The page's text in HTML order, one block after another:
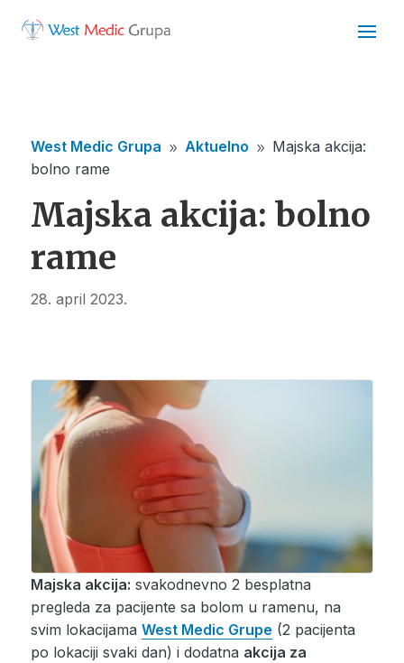
West Medic Grupa 9 Aktuelno 9
Majska akcija:
bolno rame
Majska akcija: bolno
rame
28. april 2023.
Majska akcija: svakodnevno 2 besplatna
pregleda za pacijente sa bolom u ramenu, na
svim lokacijama West Medic Grupe (2 pacijenta
po lokaciji svaki dan) i dodatna akcija za